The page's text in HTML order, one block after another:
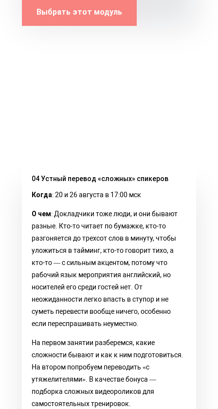
Выбрать этот модуль
04 Устный перевод «сложных» спикеров
Когда: 20 и 26 августа в 17:00 мск
О чем: Докладчики тоже люди, и они бывают
разные. Кто-то читает по бумажке, кто-то
разгоняется до трехсот слов в минуту, чтобы
уложиться в тайминг, кто-то говорит тихо, а
кто-то — с сильным акцентом, потому что
рабочий язык мероприятия английский, но
носителей его среди гостей нет. От
неожиданности легко впасть в ступор и не
суметь перевести вообще ничего, особенно
если переспрашивать неуместно.
На первом занятии разберемся, какие
сложности бывают и как к ним подготовиться.
На втором попробуем переводить «с
утяжелителями». В качестве бонуса —
подборка сложных видеороликов для
самостоятельных тренировок.